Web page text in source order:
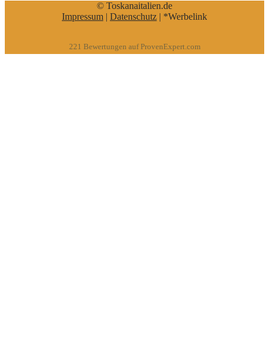
© Toskanaitalien.de
Impressum | Datenschutz | *Werbelink
221 Bewertungen auf ProvenExpert.com